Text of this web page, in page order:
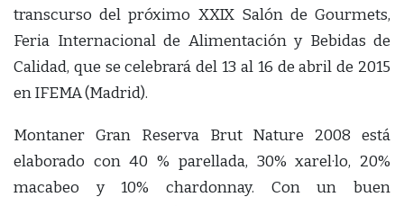
transcurso del próximo XXIX Salón de Gourmets,
Feria Internacional de Alimentación y Bebidas de
Calidad, que se celebrará del 13 al 16 de abril de 2015
en IFEMA (Madrid).
Montaner Gran Reserva Brut Nature 2008 está
elaborado con 40 % parellada, 30% xarel·lo, 20%
macabeo y 10% chardonnay. Con un buen